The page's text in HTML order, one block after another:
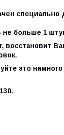
специально
не больше 1
восстановит
это